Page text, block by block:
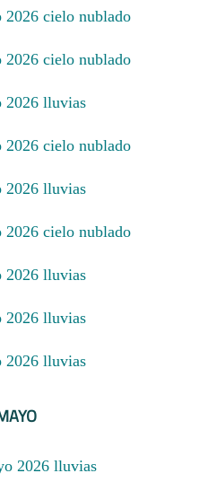
2026 cielo nublado
2026 cielo nublado
2026 lluvias
2026 cielo nublado
2026 lluvias
2026 cielo nublado
2026 lluvias
2026 lluvias
2026 lluvias
2026 lluvias